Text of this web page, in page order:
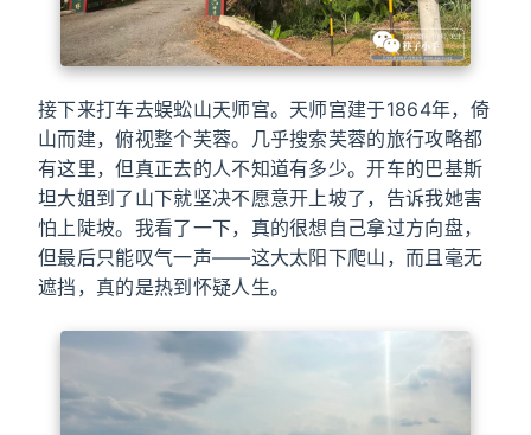
接下来打车去蜈蚣山天师宫。天师宫建于1864年，倚
山而建，俯视整个芙蓉。几乎搜索芙蓉的旅行攻略都
有这里，但真正去的人不知道有多少。开车的巴基斯
坦大姐到了山下就坚决不愿意开上坡了，告诉我她害
怕上陡坡。我看了一下，真的很想自己拿过方向盘，
但最后只能叹气一声——这大太阳下爬山，而且毫无
遮挡，真的是热到怀疑人生。